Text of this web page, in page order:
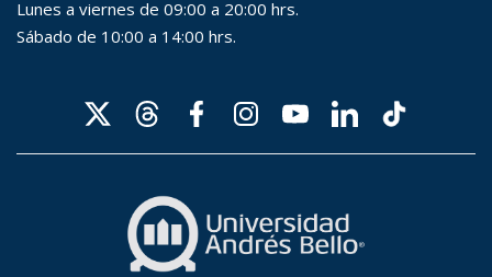
Hasta...